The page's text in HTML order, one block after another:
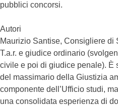
pubblici concorsi.
Autori
Maurizio Santise, Consigliere di
T.a.r. e giudice ordinario
civile e poi di giudice penale). È
del massimario della Giustizia
componente dell’Ufficio studi,
una consolidata esperienza di